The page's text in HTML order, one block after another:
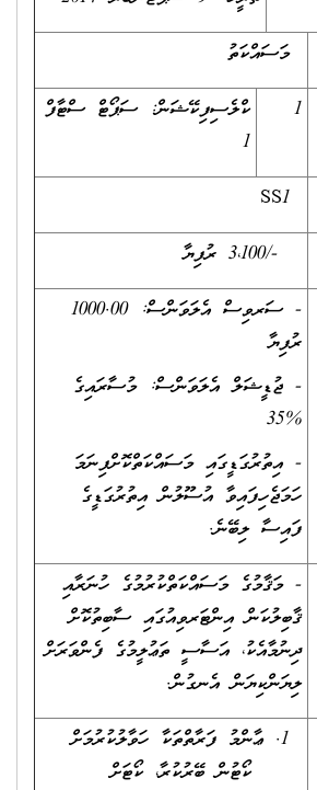
މަސައްކަތު
1
ކްލެސިފިކޭޝަން: ސަޕޯޓް ސްޓާފް
1
-/3،100 ރުފިޔާ
- ސަރވިސް އެލަވަންސް: 1000.00
ރުފިޔާ
- ޖުޑީޝަލް އެލަވަންސް: މުސާރައިގެ
%35
- އިތުރުގަޑީގައި މަސައްކަތްކޮށްފިނަމަ
ހަމަޖެހިފައިވާ އުސޫލުން އިތުރުގަޑީގެ
ފައިސާ ލިބޭނެ.
- މަޤާމުގެ މަސައްކަތްކުރުމުގެ ހުނަރާއި
ޤާބިލުކަން އިންޓަރވިއުގައި ސާބިތުކޮށް
ދިނުމާއެކު، އަސާސީ ތަޢުލީމުގެ ފެންވަރަށް
ލިޔަންކިޔަން އެނގުން.
ޢާންމު ފަރާތްތަކާ ހަވާލުކުރުމަށް
ކޯޓުން ބޭރުކުރާ، ކޯޓަށް